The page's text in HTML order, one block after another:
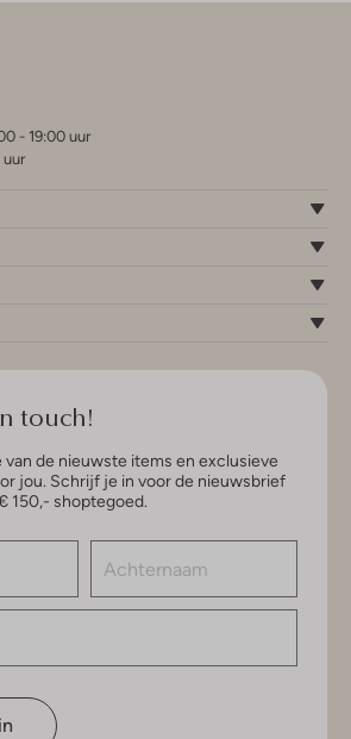
- 19:00 uur
touch!
van de nieuwste items en exclusieve
jou. Schrijf je in voor de nieuwsbrief
150,- shoptegoed.